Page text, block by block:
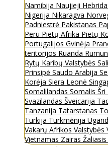
Namibija Naujieji Hebridai
Nigerija Nikaragva
Padniestrė Pakistanas
Peru Pietų Afrika Pietų
Portugalijos Gvinėja
teritorijos Ruanda
Rytų Karibų Valstybės
Prinsipė Saudo Arabija
Korėja Siera Leonė
Somalilandas Somalis Šri
Svazilandas Šveicarija
Tanzanija Tatarstanas
Turkija Turkmėnija
Vakarų Afrikos Valstybės
Vietnamas Zairas